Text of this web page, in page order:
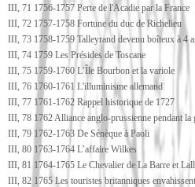
III, 71 1756-1757 Perte de l'Acadie par la France
III, 72 1757-1758 Fortune du duc de Richelieu
III, 73 1758-1759 Talleyrand devenu boîteux à 4
III, 74 1759 Les Présides de Toscane
III, 75 1759-1760 L’Île Bourbon et la variole
III, 76 1760-1761 L'illuminisme allemand
III, 77 1761-1762 Rappel historique de 1727
III, 78 1762 Alliance anglo-prussienne pendant la
III, 79 1762-1763 De Sénèque à Paoli
III, 80 1763-1764 L’affaire Wilkes
III, 81 1764-1765 Le Chevalier de La Barre et
III, 82 1765 Les touristes britanniques